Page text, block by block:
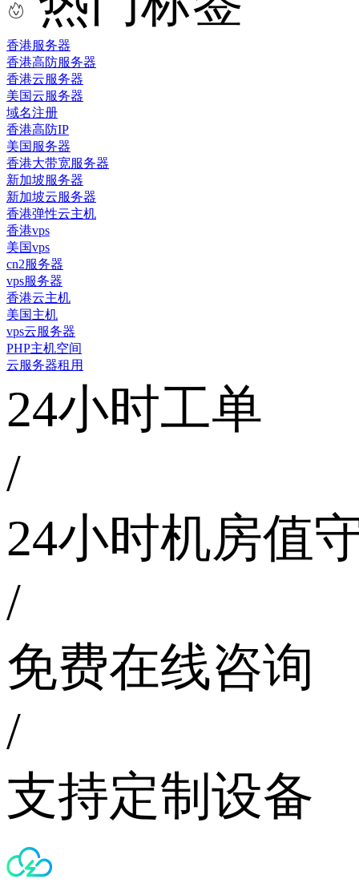
香港服务器
香港高防服务器
香港云服务器
美国云服务器
域名注册
香港高防IP
美国服务器
香港大带宽服务器
新加坡服务器
新加坡云服务器
香港弹性云主机
香港vps
美国vps
cn2服务器
vps服务器
香港云主机
美国主机
vps云服务器
PHP主机空间
云服务器租用
24小时工单
/
24小时机房值
/
免费在线咨询
/
支持定制设备